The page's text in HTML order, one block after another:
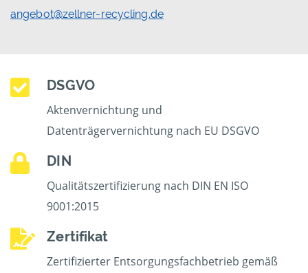
angebot@zellner-recycling.de
DSGVO
Aktenvernichtung und
Datenträgervernichtung nach EU DSGVO
DIN
Qualitätszertifizierung nach DIN EN ISO
9001:2015
Zertifikat
Zertifizierter Entsorgungsfachbetrieb gemäß